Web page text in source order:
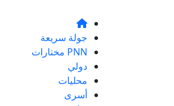
جولة سريعة
PNN مختارات
دولي
محليات
أسرى